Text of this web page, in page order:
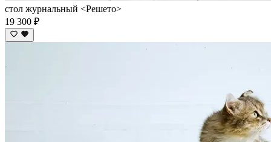
стол журнальный <Решето>
19 300 ₽